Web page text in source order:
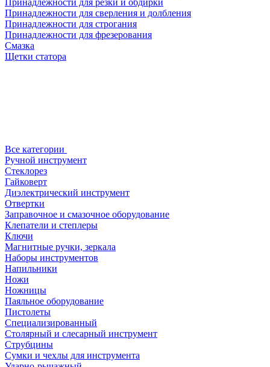
Принадлежности для резки и обдирки
Принадлежности для сверления и долбления
Принадлежности для строгания
Принадлежности для фрезерования
Смазка
Щетки статора
Все категории
Ручной инструмент
Стеклорез
Гайковерт
Диэлектрический инструмент
Отвертки
Заправочное и смазочное оборудование
Клепатели и степлеры
Ключи
Магнитные ручки, зеркала
Наборы инструментов
Напильники
Ножи
Ножницы
Паяльное оборудование
Пистолеты
Специализированный
Столярный и слесарный инструмент
Струбцины
Сумки и чехлы для инструмента